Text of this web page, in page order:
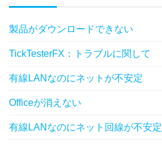
製品がダウンロードできない
TickTesterFX：トラブルに関して
有線LANなのにネットが不安定
Officeが消えない
有線LANなのにネット回線が不安定